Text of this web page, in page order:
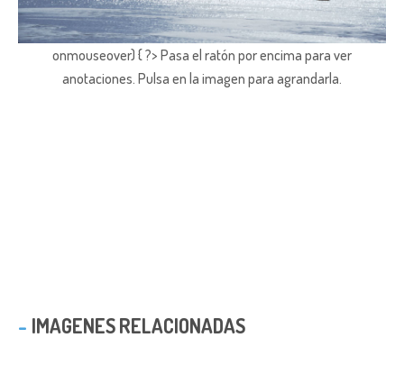
onmouseover) { ?> Pasa el ratón por encima para ver
anotaciones. Pulsa en la imagen para agrandarla.
IMAGENES RELACIONADAS